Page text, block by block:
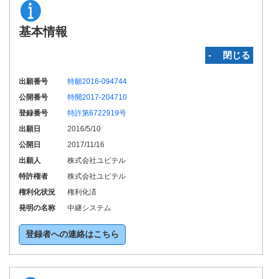
基本情報
‐ 閉じる
出願番号
特願2016-094744
公開番号
特開2017-204710
登録番号
特許第6722919号
出願日
2016/5/10
公開日
2017/11/16
出願人
株式会社ユピテル
特許権者
株式会社ユピテル
権利化状況
権利化済
発明の名称
中継システム
登録者への連絡はこちら